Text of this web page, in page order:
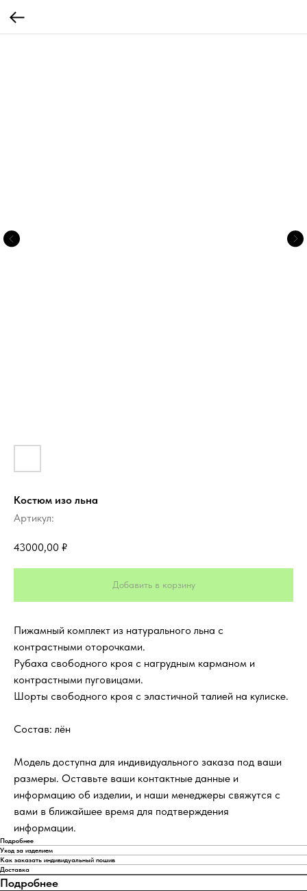
Костюм изо льна
Артикул:
43000,00 ₽
Добавить в корзину
Пижамный комплект из натурального льна с
контрастными оторочками.
Рубаха свободного кроя с нагрудным карманом и
контрастными пуговицами.
Шорты свободного кроя с эластичной талией на кулиске.
Состав: лён
Модель доступна для индивидуального заказа под ваши
размеры. Оставьте ваши контактные данные и
информацию об изделии, и наши менеджеры свяжутся с
вами в ближайшее время для подтверждения
информации.
Подробнее
Уход за изделием
Как заказать индивидуальный пошив
Доставка
Подробнее